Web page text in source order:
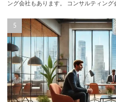
ング会社もあります。 コンサルティン